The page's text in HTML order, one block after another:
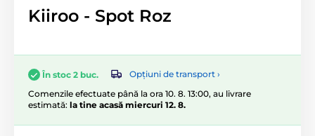
Kiiroo - Spot Roz
În stoc 2 buc.
Opțiuni de transport ›
Comenzile efectuate până la ora 10. 8. 13:00, au livrare
estimată: la tine acasă miercuri 12. 8.